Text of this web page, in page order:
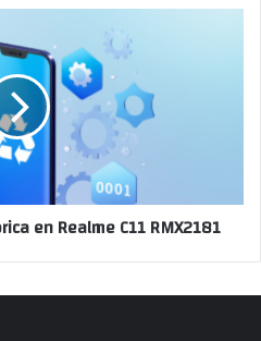
en Realme C11 RMX2181